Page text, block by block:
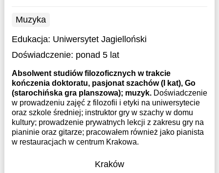
Muzyka
Edukacja: Uniwersytet Jagielloński
Doświadczenie: ponad 5 lat
Absolwent studiów filozoficznych w trakcie
kończenia doktoratu, pasjonat szachów (I kat), Go
(starochińska gra planszowa); muzyk. Doświadczenie
w prowadzeniu zajęć z filozofii i etyki na uniwersytecie
oraz szkole średniej; instruktor gry w szachy w domu
kultury; prowadzenie prywatnych lekcji z zakresu gry na
pianinie oraz gitarze; pracowałem również jako pianista
w restauracjach w centrum Krakowa.
Kraków